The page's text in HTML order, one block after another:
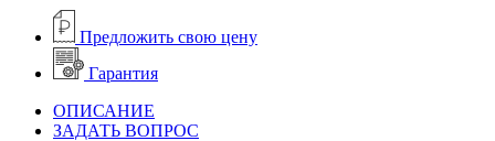
Предложить свою цену
Гарантия
ОПИСАНИЕ
ЗАДАТЬ ВОПРОС